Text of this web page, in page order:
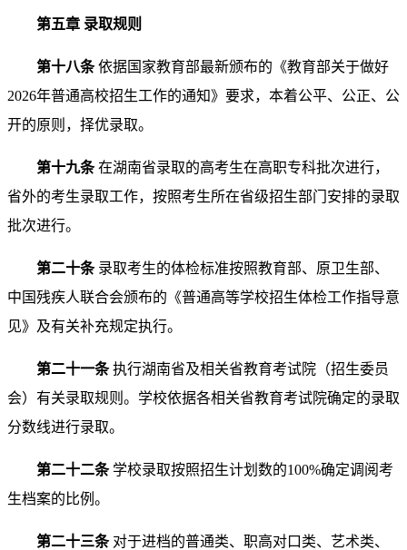
第五章 录取规则
第十八条依据国家教育部最新颁布的《教育部关于做好
2026年普通高校招生工作的通知》要求，本着公平、公正、公
开的原则，择优录取。
第十九条在湖南省录取的高考生在高职专科批次进行，
省外的考生录取工作，按照考生所在省级招生部门安排的录取
批次进行。
第二十条录取考生的体检标准按照教育部、原卫生部、
中国残疾人联合会颁布的《普通高等学校招生体检工作指导意
见》及有关补充规定执行。
第二十一条执行湖南省及相关省教育考试院（招生委员
会）有关录取规则。学校依据各相关省教育考试院确定的录取
分数线进行录取。
第二十二条学校录取按照招生计划数的100%确定调阅考
生档案的比例。
第二十三条对于进档的普通类、职高对口类、艺术类、